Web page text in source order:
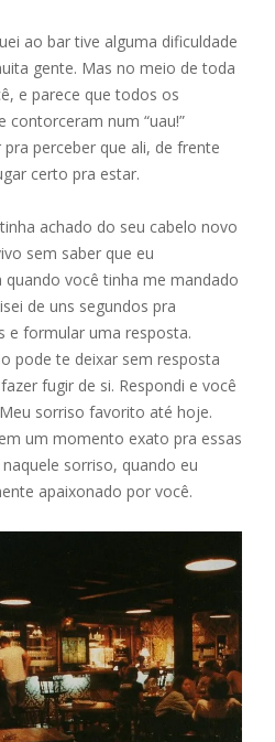
ao bar tive alguma dificuldade
gente. Mas no meio de toda
e parece que todos os
num “uau!”
perceber que ali, de frente
certo pra estar.
achado do seu cabelo novo
sem saber que eu
você tinha me mandado
de uns segundos pra
e formular uma resposta.
pode te deixar sem resposta
fugir de si. Respondi e você
sorriso favorito até hoje.
um momento exato pra essas
sorriso, quando eu
apaixonado por você.